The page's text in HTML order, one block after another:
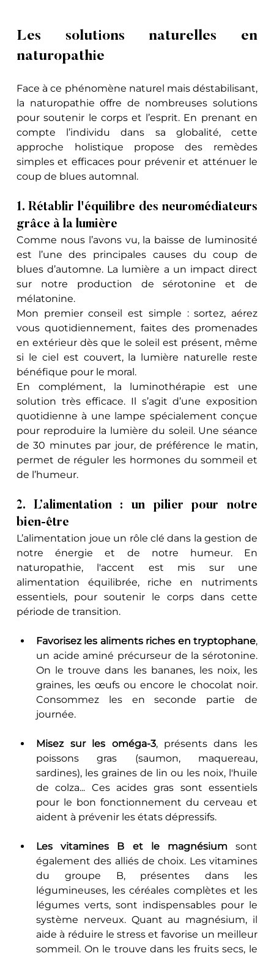
Les solutions naturelles en
naturopathie
Face à ce phénomène naturel mais déstabilisant,
la naturopathie offre de nombreuses solutions
pour soutenir le corps et l’esprit. En prenant en
compte l’individu dans sa globalité, cette
approche holistique propose des remèdes
simples et efficaces pour prévenir et atténuer le
coup de blues automnal.
1. Rétablir l'équilibre des neuromédiateurs
grâce à la lumière
Comme nous l’avons vu, la baisse de luminosité
est l’une des principales causes du coup de
blues d’automne. La lumière a un impact direct
sur notre production de sérotonine et de
mélatonine.
Mon premier conseil est simple : sortez, aérez
vous quotidiennement, faites des promenades
en extérieur dès que le soleil est présent, même
si le ciel est couvert, la lumière naturelle reste
bénéfique pour le moral.
En complément, la luminothérapie est une
solution très efficace. Il s’agit d’une exposition
quotidienne à une lampe spécialement conçue
pour reproduire la lumière du soleil. Une séance
de 30 minutes par jour, de préférence le matin,
permet de réguler les hormones du sommeil et
de l’humeur.
2. L’alimentation : un pilier pour notre
bien-être
L’alimentation joue un rôle clé dans la gestion de
notre énergie et de notre humeur. En
naturopathie, l'accent est mis sur une
alimentation équilibrée, riche en nutriments
essentiels, pour soutenir le corps dans cette
période de transition.
Favorisez les aliments riches en tryptophane,
un acide aminé précurseur de la sérotonine.
On le trouve dans les bananes, les noix, les
graines, les œufs ou encore le chocolat noir.
Consommez les en seconde partie de
journée.
Misez sur les oméga-3, présents dans les
poissons gras (saumon, maquereau,
sardines), les graines de lin ou les noix, l'huile
de colza... Ces acides gras sont essentiels
pour le bon fonctionnement du cerveau et
aident à prévenir les états dépressifs.
Les vitamines B et le magnésium sont
également des alliés de choix. Les vitamines
du groupe B, présentes dans les
légumineuses, les céréales complètes et les
légumes verts, sont indispensables pour le
système nerveux. Quant au magnésium, il
aide à réduire le stress et favorise un meilleur
sommeil. On le trouve dans les fruits secs, le